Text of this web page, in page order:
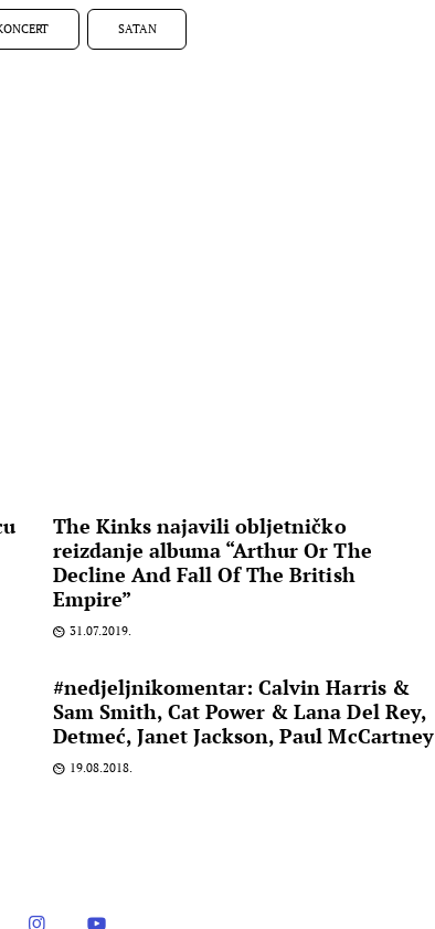
SATAN
The Kinks najavili obljetničko
reizdanje albuma “Arthur Or The
Decline And Fall Of The British
Empire”
31.07.2019.
#nedjeljnikomentar: Calvin Harris &
Sam Smith, Cat Power & Lana Del Rey,
Detmeć, Janet Jackson, Paul McCartney
19.08.2018.